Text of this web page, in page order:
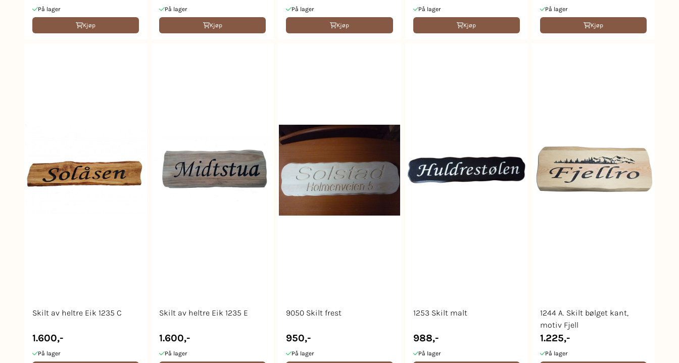
På lager
Kjøp
På lager
Kjøp
På lager
Kjøp
På lager
Kjøp
På lager
Kjøp
Skilt av heltre Eik 1235 C
1.600,-
På lager
Skilt av heltre Eik 1235 E
1.600,-
På lager
9050 Skilt frest
950,-
På lager
1253 Skilt malt
988,-
På lager
1244 A. Skilt bølget kant,
motiv Fjell
1.225,-
På lager